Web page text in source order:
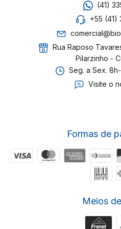
(41)
+55 (41)
Rua Raposo
Pilarzinho -
Seg. a Sex.
Visite o
Formas de
Meios